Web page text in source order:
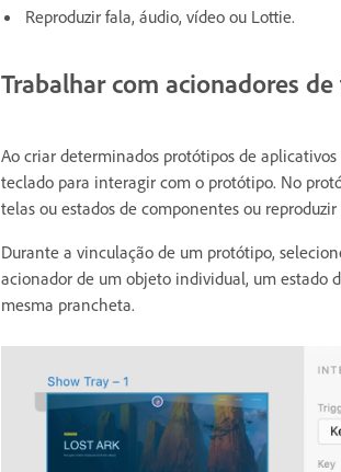
Reproduzir fala, áudio, vídeo ou Lottie.
Trabalhar com acionadores
Ao criar determinados protótipos de
teclado para interagir com o protótipo. No
telas ou estados de componentes ou
Durante a vinculação de um protótipo,
acionador de um objeto individual, um estado
mesma prancheta.